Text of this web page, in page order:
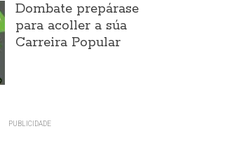
Dombate prepárase
para acoller a súa
Carreira Popular